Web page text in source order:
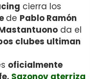
cierra los
de Pablo Ramón
da el
clubes ultiman
oficialmente
Sazonov aterriza